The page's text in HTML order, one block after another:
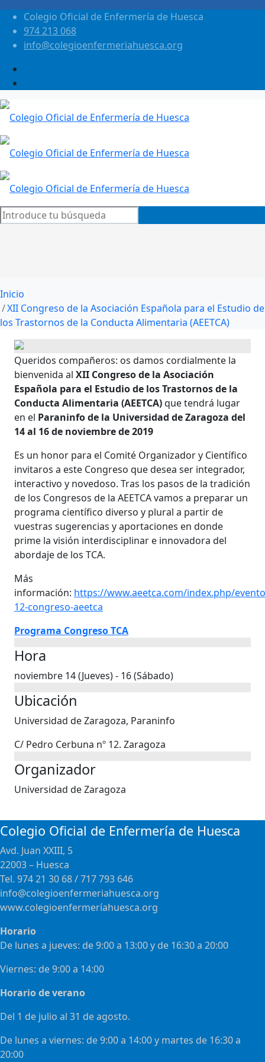
Colegio Oficial de Enfermería de Huesca
974 213 068
info@colegioenfermeriahuesca.org
Inicio
XII Congreso de la Asociación Española para el Estudio de
los Trastornos de la Conducta Alimentaria (AEETCA)
Queridos compañeros: os damos cordialmente la
bienvenida al XII Congreso de la Asociación
Española para el Estudio de los Trastornos de la
Conducta Alimentaria (AEETCA)que tendrá lugar
en el Paraninfo de la Universidad de Zaragoza del
14 al 16 de noviembre de 2019
Es un honor para el Comité Organizador y Científico
invitaros a este Congreso que desea ser integrador,
interactivo y novedoso. Tras los pasos de la tradición
de los Congresos de la AEETCA vamos a preparar un
programa científico diverso y plural a partir de
vuestras sugerencias y aportaciones en donde
prime la visión interdisciplinar e innovadora del
abordaje de los TCA.
Más
información: https://www.aeetca.com/index.php/
12-congreso-aeetca
Programa Congreso TCA
Hora
noviembre 14 (Jueves) - 16 (Sábado)
Ubicación
Universidad de Zaragoza, Paraninfo
C/ Pedro Cerbuna nº 12. Zaragoza
Organizador
Universidad de Zaragoza
Colegio Oficial de Enfermería de Huesca
Avd. Juan XXIII, 5
22003 – Huesca
Tel. 974 21 30 68 / 717 793 646
info@colegioenfermeriahuesca.org
www.colegioenfermeríahuesca.org
Horario
De lunes a jueves: de 9:00 a 13:00 y de 16:30 a 20:00
Viernes: de 9:00 a 14:00
Horario de verano
Del 1 de julio al 31 de agosto.
De lunes a viernes: de 9:00 a 14:00 y martes de 16:30 a
20:00